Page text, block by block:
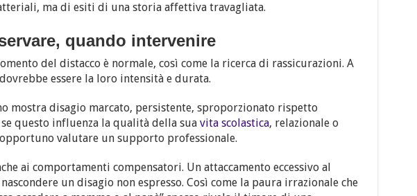
ma di esiti di una storia affettiva travagliata.
quando intervenire
del distacco è normale, così come la ricerca di rassicurazioni. A
essere la loro intensità e durata.
mostra disagio marcato, persistente, sproporzionato rispetto
se questo influenza la qualità della suavita scolastica, relazionale o
valutare un supporto professionale.
ai comportamenti compensatori. Un attaccamento eccessivo al
un disagio non espresso. Così come la paura irrazionale che